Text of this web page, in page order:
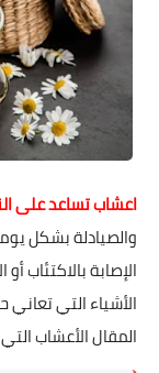
اعشاب تساعد على
والصيادلة بشكل
الإصابة بالاكتئاب
الأشياء التي
المقال الأعشاب